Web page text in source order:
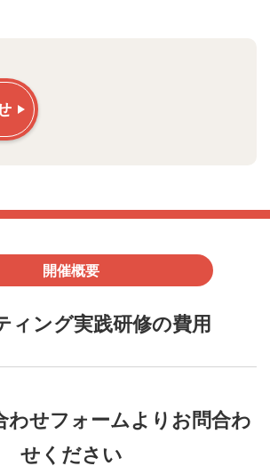
開催概要
ィング実践研修の費用
わせフォームよりお問合わ
せください